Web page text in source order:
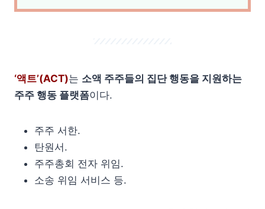
‘액트’(ACT)는 소액 주주들의 집단 행동을 지원하는
주주 행동 플랫폼이다.
주주 서한.
탄원서.
주주총회 전자 위임.
소송 위임 서비스 등.